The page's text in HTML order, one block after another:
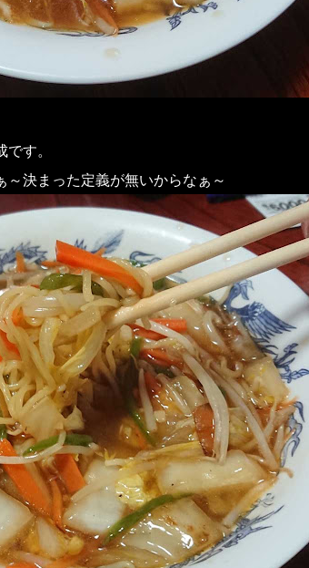
す。
決まった定義が無いからなぁ～